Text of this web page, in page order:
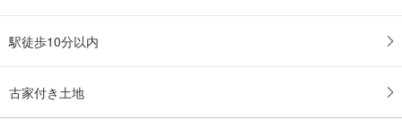
駅徒歩10分以内
古家付き土地